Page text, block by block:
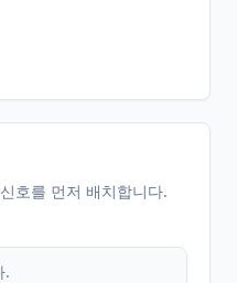
호를 먼저 배치합니다.
.